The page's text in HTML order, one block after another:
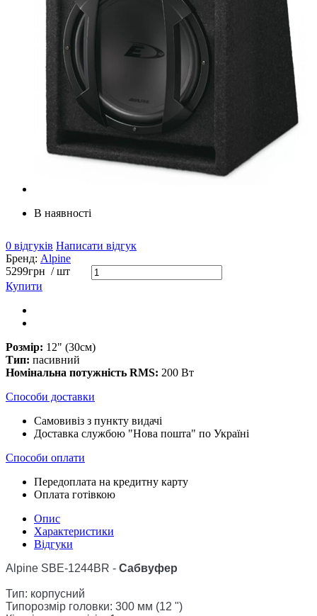
В наявності
0 відгуків Написати відгук
Бренд: Alpine
5299грн / шт
Купити
Розмір: 12" (30см)
Тип: пасивний
Номінальна потужність RMS: 200 Вт
Способи доставки
Самовивіз з пункту видачі
Доставка службою "Нова пошта" по Україні
Способи оплати
Передоплата на кредитну карту
Оплата готівкою
Опис
Характеристики
Відгуки
Alpine SBE-1244BR - Сабвуфер
Тип: корпусний
Типорозмір головки: 300 мм (12 ")